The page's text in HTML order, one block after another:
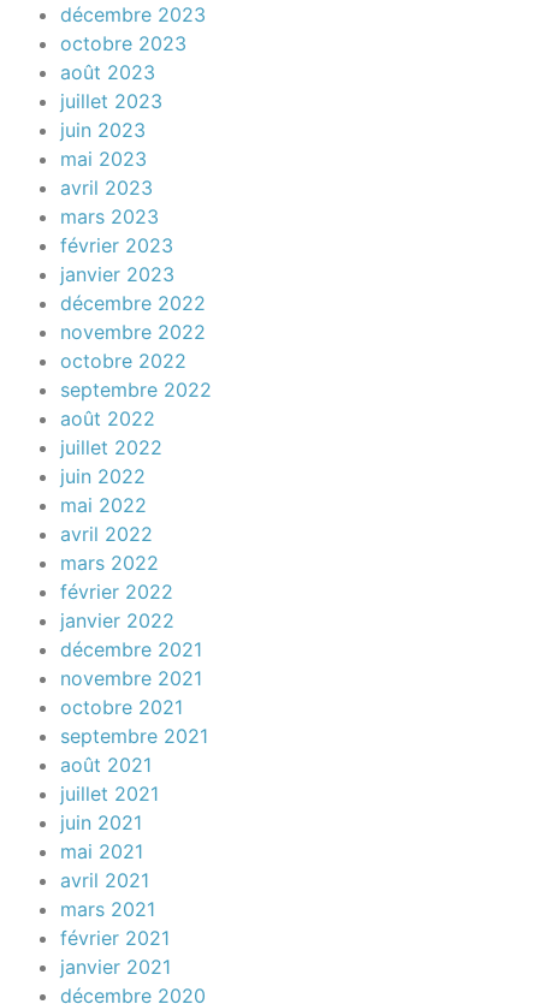
décembre 2023
octobre 2023
août 2023
juillet 2023
juin 2023
mai 2023
avril 2023
mars 2023
février 2023
janvier 2023
décembre 2022
novembre 2022
octobre 2022
septembre 2022
août 2022
juillet 2022
juin 2022
mai 2022
avril 2022
mars 2022
février 2022
janvier 2022
décembre 2021
novembre 2021
octobre 2021
septembre 2021
août 2021
juillet 2021
juin 2021
mai 2021
avril 2021
mars 2021
février 2021
janvier 2021
décembre 2020